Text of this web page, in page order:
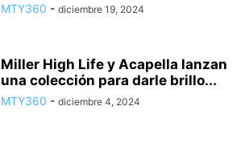
MTY360 - diciembre 19, 2024
Miller High Life y Acapella lanzan
una colección para darle brillo...
MTY360 - diciembre 4, 2024